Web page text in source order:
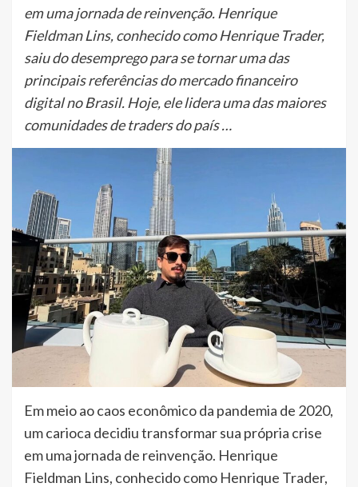
em uma jornada de reinvenção. Henrique
Fieldman Lins, conhecido como Henrique Trader,
saiu do desemprego para se tornar uma das
principais referências do mercado financeiro
digital no Brasil. Hoje, ele lidera uma das maiores
comunidades de traders do país …
Em meio ao caos econômico da pandemia de 2020,
um carioca decidiu transformar sua própria crise
em uma jornada de reinvenção. Henrique
Fieldman Lins, conhecido como Henrique Trader,